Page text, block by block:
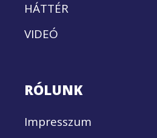
HÁTTÉR
VIDEÓ
RÓLUNK
Impresszum